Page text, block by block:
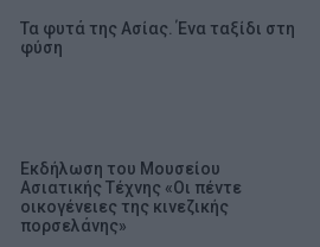
Τα φυτά της Ασίας. Ένα ταξίδι στη
φύση
Εκδήλωση του Μουσείου
Ασιατικής Τέχνης «Οι πέντε
οικογένειες της κινεζικής
πορσελάνης»